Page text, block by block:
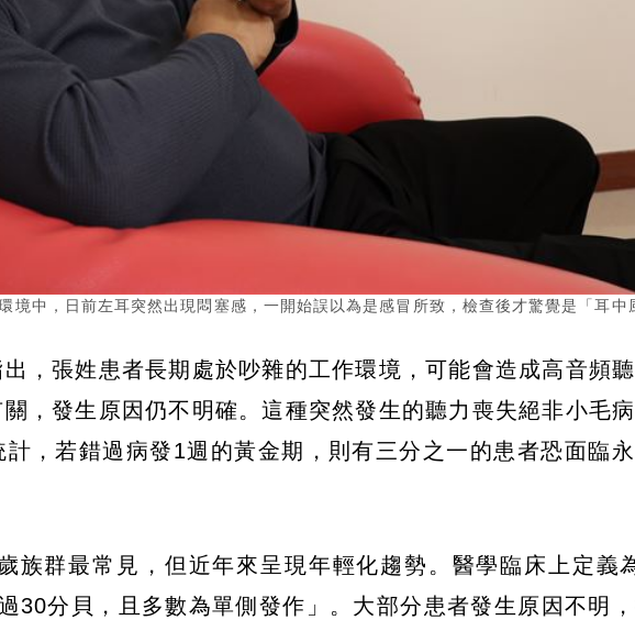
境中，日前左耳突然出現悶塞感，一開始誤以為是感冒所致，檢查後才驚覺是「耳中
，張姓患者長期處於吵雜的工作環境，可能會造成高音頻
，發生原因仍不明確。這種突然發生的聽力喪失絕非小毛
，若錯過病發1週的黃金期，則有三分之一的患者恐面臨
族群最常見，但近年來呈現年輕化趨勢。醫學臨床上定義
30分貝，且多數為單側發作」。大部分患者發生原因不明